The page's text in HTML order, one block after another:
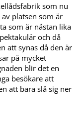
som nu
platsen som är
som är nästan lika
och då
att synas då den är
på mycket
blir det en
besökare att
att bara slå sig ner